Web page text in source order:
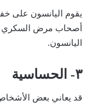
يقوم اليانسون على
أصحاب مرض السكري
اليانسون.
٣- الحساسية
قد يعاني بعض